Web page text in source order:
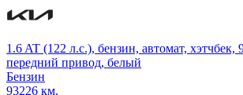
1.6 AT (122 л.с.), бензин, автомат, хэтчбек,
передний привод, белый
Бензин
93226 км.